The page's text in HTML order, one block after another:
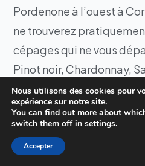
Pordenone à l’ouest à
ne trouverez
cépages qui ne vous
Pinot noir, Chardonnay,
manque plus que la Syrah
Préférez les vins qui
Tocai, Pinot grigio ou
Nous utilisons des cookies pour
expérience sur notre site.
You can find out more about
switch them off in settings.
Accepter